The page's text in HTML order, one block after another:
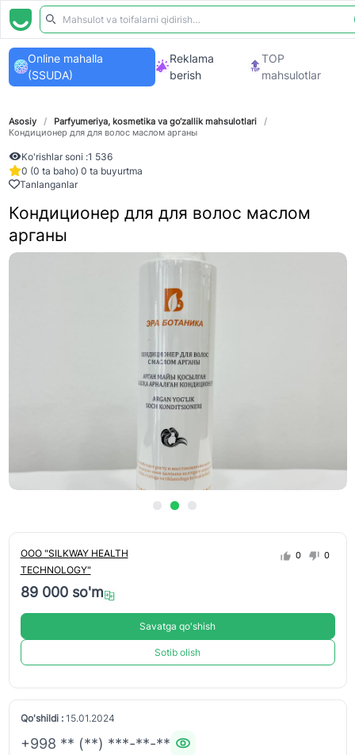
Online mahalla
(SSUDA)
Reklama
berish
TOP
mahsulotlar
Asosiy / Parfyumeriya, kosmetika va go‘zallik mahsulotlari
/
Кондиционер для для волос маслом арганы
Ko'rishlar soni :1 536
0 (0 ta baho) 0 ta buyurtma
Tanlanganlar
Кондиционер для для волос маслом
арганы
ООО "SILKWAY HEALTH
TECHNOLOGY"
0 0
89 000 so'm
Savatga qo'shish
Sotib olish
Qo'shildi :15.01.2024
+998 ** (**) ***-**-**